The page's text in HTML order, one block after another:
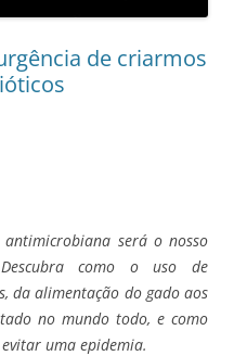
de criarmos
será o nosso
como o uso de
da alimentação do gado aos
no mundo todo, e como
uma epidemia.